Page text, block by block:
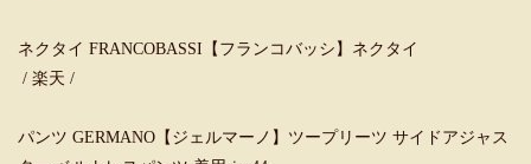
ネクタイ FRANCOBASSI【フランコバッシ】ネクタイ
/ 楽天 /
パンツ GERMANO【ジェルマーノ】ツープリーツ サイドアジャス